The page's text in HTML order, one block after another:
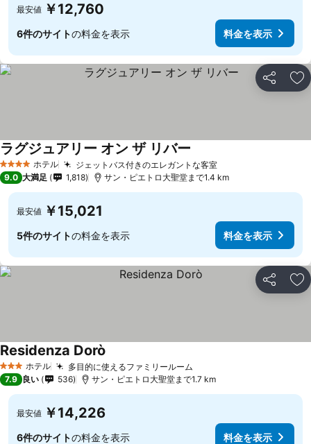
最安値 ￥12,760
6件のサイトの料金を表示 料金を表示
シェア お
4 ホテルのランク
ホテル ジェットバス付きのエレガントな客室
ラグジュアリー オン ザ リバー
9.0 大満足 1,818 サン・ピエトロ大聖堂まで1.4 km
最安値 ￥15,021
5件のサイトの料金を表示 料金を表示
シェア お
3 ホテルのランク
ホテル 多目的に使えるファミリールーム
Residenza Dorò
7.9 良い 536 サン・ピエトロ大聖堂まで1.7 km
最安値 ￥14,226
6件のサイトの料金を表示 料金を表示